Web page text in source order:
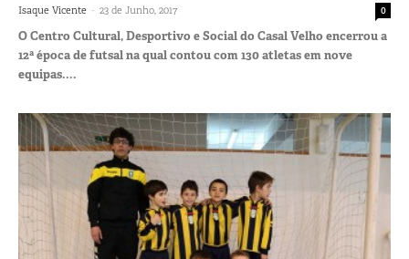
Isaque Vicente - 23 de Junho, 2017 0
O Centro Cultural, Desportivo e Social do Casal Velho encerrou a
12ª época de futsal na qual contou com 130 atletas em nove
equipas....